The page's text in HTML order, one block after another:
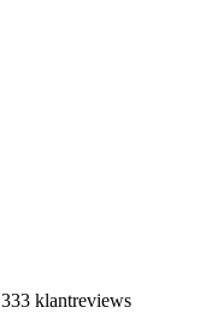
klantreviews